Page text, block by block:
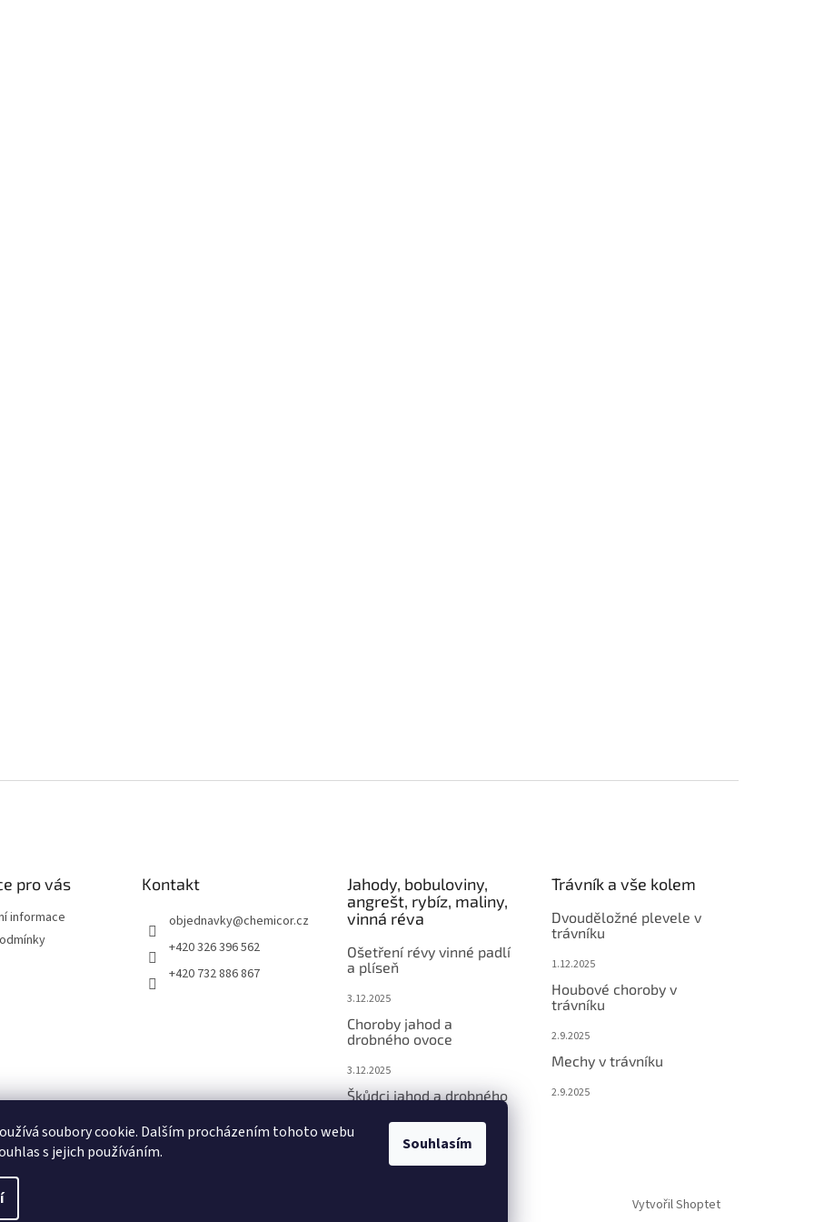
soubory cookie. Dalším procházením tohoto webu
s jejich používáním.
Souhlasím
pro vás
informace
Kontakt
objednavky@chemicor.cz
+420 326 396 562
+420 732 886 867
Jahody, bobuloviny,
angrešt, rybíz, maliny,
vinná réva
Ošetření révy vinné padlí
a plíseň
3.12.2025
Choroby jahod a
drobného ovoce
3.12.2025
Škůdci jahod a drobného
Trávník a vše kolem
Dvouděložné plevele v
trávníku
1.12.2025
Houbové choroby v
trávníku
2.9.2025
Mechy v trávníku
2.9.2025
Vytvořil Shoptet
nastavení cookies